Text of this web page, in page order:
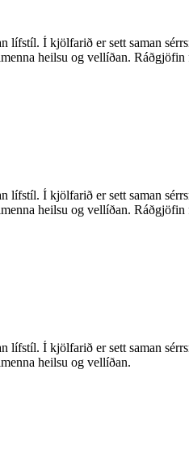
lífstíl. Í kjölfarið er sett saman
heilsu og vellíðan.
lífstíl. Í kjölfarið er sett saman
heilsu og vellíðan.
lífstíl. Í kjölfarið er sett saman
heilsu og vellíðan.